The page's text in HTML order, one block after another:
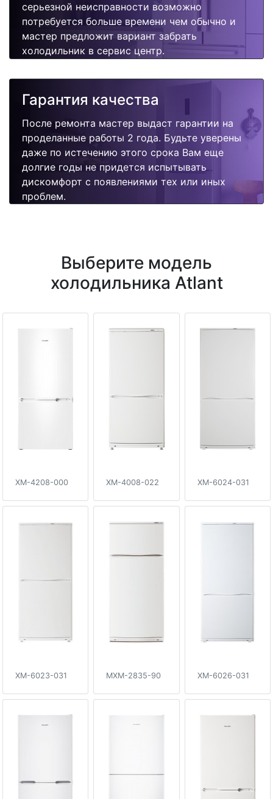
серьезной неисправности возможно
потребуется больше времени чем обычно и
мастер предложит вариант забрать
холодильник в сервис центр.
Гарантия качества
После ремонта мастер выдаст гарантии на
проделанные работы 2 года. Будьте уверены
даже по истечению этого срока Вам еще
долгие годы не придется испытывать
дискомфорт с появлениями тех или иных
проблем.
Выберите модель
холодильника Atlant
XM-4208-000 XM-4008-022 XM-6024-031
XM-6023-031 MXM-2835-90 XM-6026-031